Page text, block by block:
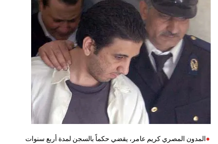
المدون المصري كريم عامر، يقضي حكماً بالسجن لمدة أربع سنوات